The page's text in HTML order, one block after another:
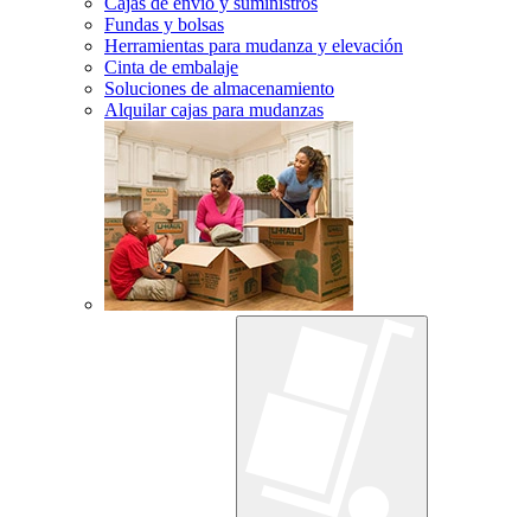
Fundas y bolsas
Herramientas para mudanza y elevación
Cinta de embalaje
Soluciones de almacenamiento
Alquilar cajas para mudanzas